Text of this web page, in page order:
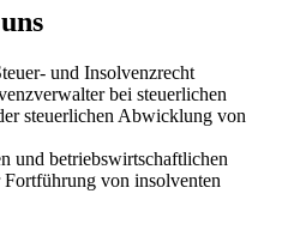
und Insolvenzrecht
bei steuerlichen
steuerlichen Abwicklung von
und betriebswirtschaftlichen
von insolventen